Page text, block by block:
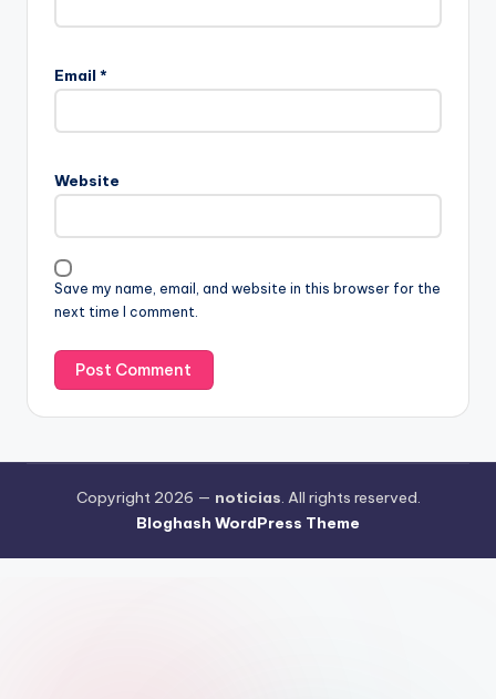
Email *
Website
Save my name, email, and website in this browser for the
next time I comment.
Copyright 2026 — noticias. All rights reserved.
Bloghash WordPress Theme